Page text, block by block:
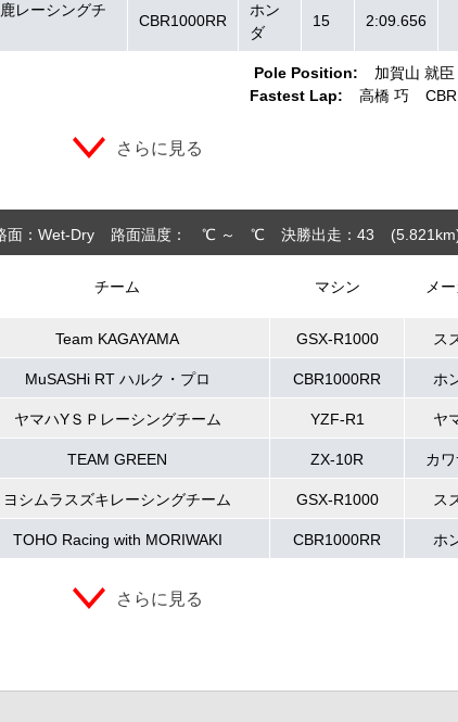
Pole Position: 加賀山 就臣
Fastest Lap:
高橋 巧
レーシングチ
CBR1000RR
ホン
ダ
15 2:09.656
さらに見る
面：Wet-Dry 路面温度： ℃ ～ ℃ 決勝出走：43 (5.821 km
チーム マシン メ
Team KAGAYAMA GSX-R1000 ス
MuSASHi RT ハルク・プロ CBR1000RR ホ
ヤマハYＳＰレーシングチーム YZF-R1 ヤ
TEAM GREEN ZX-10R カ
ヨシムラスズキレーシングチーム GSX-R1000 ス
TOHO Racing with MORIWAKI CBR1000RR ホ
さらに見る